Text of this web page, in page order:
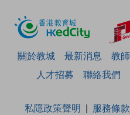
關於教城 最新消息 教師
人才招募
聯絡我們
私隱政策聲明 服務條款